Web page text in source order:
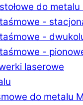
do metalu
-
-
-
laserowe
do metalu